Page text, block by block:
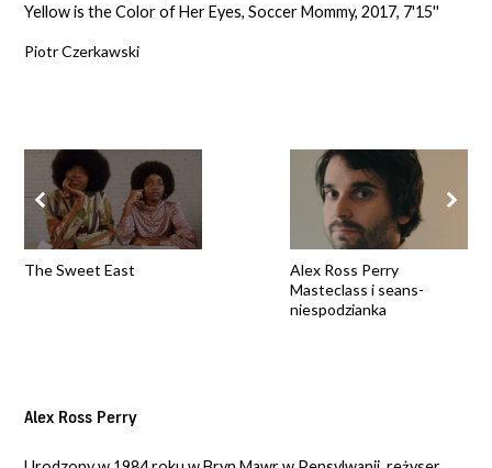
The Sweet East
Alex Ross Perry
Masteclass i seans-
niespodzianka
Yellow is the Color of Her Eyes, Soccer Mommy, 2017, 7'15''
Piotr Czerkawski
Alex Ross Perry